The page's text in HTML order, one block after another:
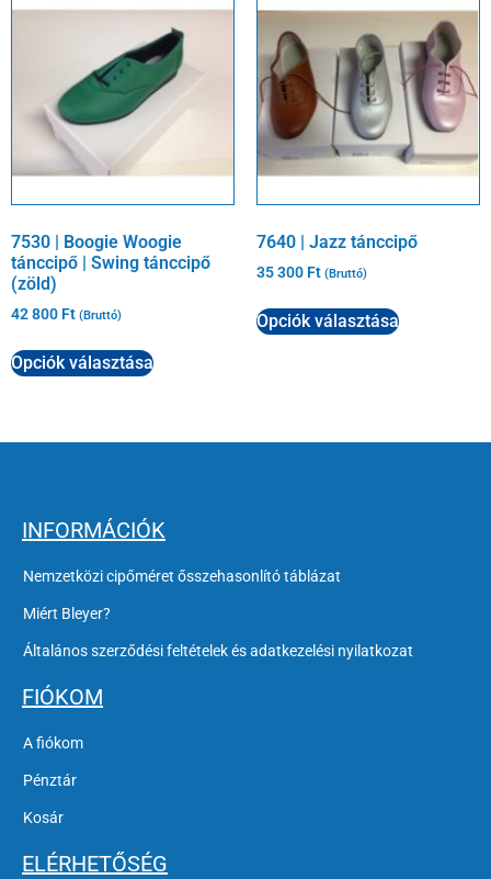
7530 | Boogie Woogie
tánccipő | Swing tánccipő
(zöld)
42 800 Ft (Bruttó)
Opciók választása
7640 | Jazz tánccipő
35 300 Ft (Bruttó)
Opciók választása
INFORMÁCIÓK
Nemzetközi cipőméret ősszehasonlító táblázat
Miért Bleyer?
Általános szerződési feltételek és adatkezelési nyilatkozat
FIÓKOM
A fiókom
Pénztár
Kosár
ELÉRHETŐSÉG